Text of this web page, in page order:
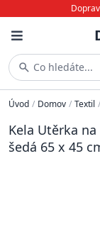
Co hledáte...
Úvod / Domov / Textil /
Kela Utěrka na
šedá 65 x 45